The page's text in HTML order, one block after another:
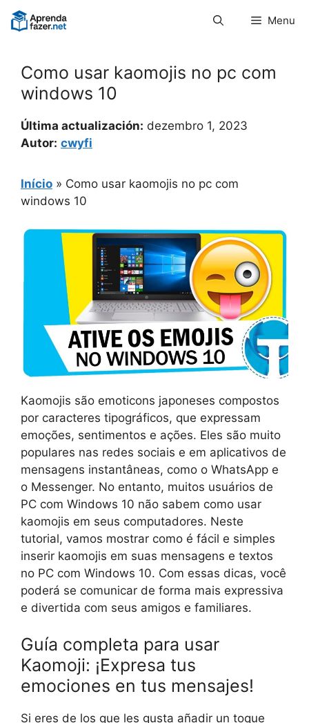
Pular
para
Menu
Como usar kaomojis no pc com
windows 10
Última actualización: dezembro 1, 2023
Autor: cwyfi
Início » Como usar kaomojis no pc com
windows 10
Kaomojis são emoticons japoneses compostos
por caracteres tipográficos, que expressam
emoções, sentimentos e ações. Eles são muito
populares nas redes sociais e em aplicativos de
mensagens instantâneas, como o WhatsApp e
o Messenger. No entanto, muitos usuários de
PC com Windows 10 não sabem como usar
kaomojis em seus computadores. Neste
tutorial, vamos mostrar como é fácil e simples
inserir kaomojis em suas mensagens e textos
no PC com Windows 10. Com essas dicas, você
poderá se comunicar de forma mais expressiva
e divertida com seus amigos e familiares.
Guía completa para usar
Kaomoji: ¡Expresa tus
emociones en tus mensajes!
Si eres de los que les gusta añadir un toque